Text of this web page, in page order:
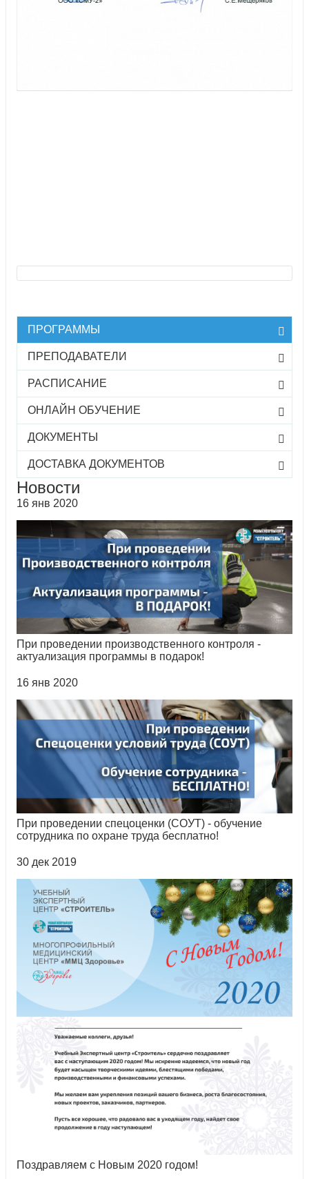
ПРОГРАММЫ
ПРЕПОДАВАТЕЛИ
РАСПИСАНИЕ
ОНЛАЙН ОБУЧЕНИЕ
ДОКУМЕНТЫ
ДОСТАВКА ДОКУМЕНТОВ
Новости
16 янв 2020
При проведении производственного контроля -
актуализация программы в подарок!
16 янв 2020
При проведении спецоценки (СОУТ) - обучение
сотрудника по охране труда бесплатно!
30 дек 2019
Поздравляем с Новым 2020 годом!